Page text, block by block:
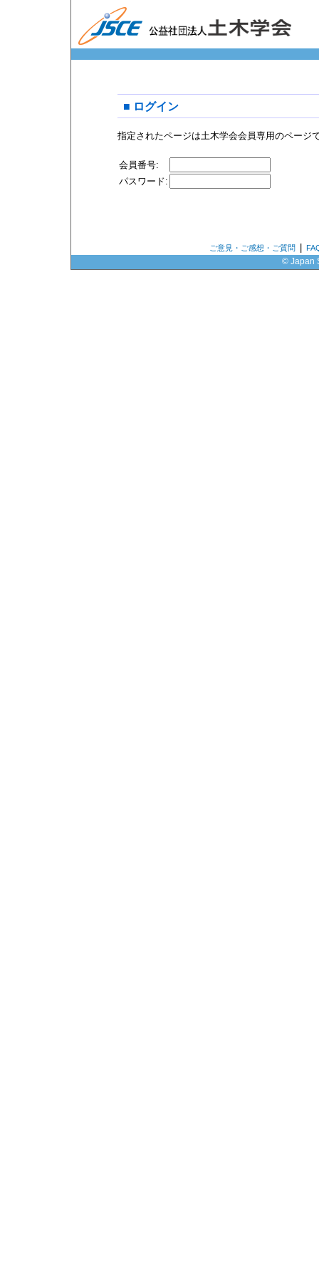
■ ログイン
指定されたページは土木学会会員専用のページ
会員番号:
パスワード:
ご意見・ご感想・ご質問
© Japan